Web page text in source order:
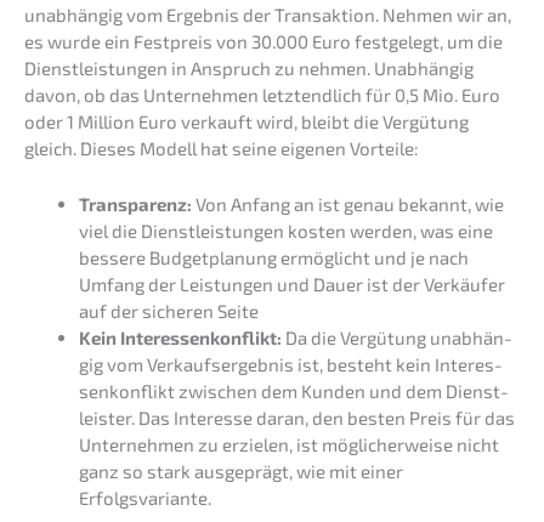
unabhän­gig vom Ergeb­nis der Trans­ak­ti­on. Nehmen wir an,
es wurde ein Festpreis von 30.000 Euro festge­legt, um die
Dienst­leis­tun­gen in Anspruch zu nehmen. Unabhän­gig
davon, ob das Unter­neh­men letzt­end­lich für 0,5 Mio. Euro
oder 1 Milli­on Euro verkauft wird, bleibt die Vergü­tung
gleich. Dieses Modell hat seine eigenen Vorteile:
Trans­pa­renz: Von Anfang an ist genau bekannt, wie
viel die Dienst­leis­tun­gen kosten werden, was eine
besse­re Budget­pla­nung ermög­licht und je nach
Umfang der Leistun­gen und Dauer ist der Verkäu­fer
auf der siche­ren Seite
Kein Inter­es­sen­kon­flikt: Da die Vergü­tung unabhän­
gig vom Verkaufs­er­geb­nis ist, besteht kein Inter­es­
sen­kon­flikt zwischen dem Kunden und dem Dienst­
leis­ter. Das Inter­es­se daran, den besten Preis für das
Unter­neh­men zu erzie­len, ist mögli­cher­wei­se nicht
ganz so stark ausge­prägt, wie mit einer
Erfolgsvariante.